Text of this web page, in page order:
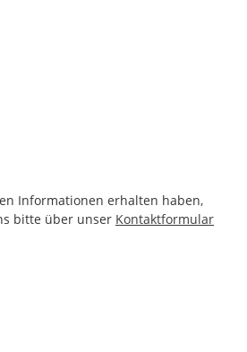
Informationen erhalten haben,
bitte über unser Kontaktformular